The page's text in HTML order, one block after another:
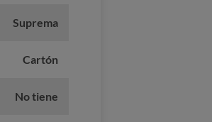
Suprema
Cartón
No tiene